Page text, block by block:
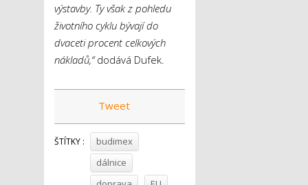
výstavby. Ty však z pohledu
životního cyklu bývají do
dvaceti procent celkových
nákladů,“dodává Dufek.
Tweet
ŠTÍTKY :
budimex
dálnice